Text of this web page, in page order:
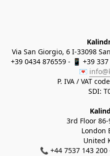
Via San Giorgio, 6 I-33098
+39 0434 876559 - 📱 +39
💌
P. IVA / VAT
SDI:
3rd Floor
London
United
📞 +44 7537 143